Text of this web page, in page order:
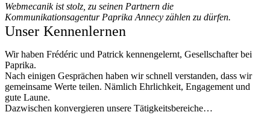
Webmecanik ist stolz, zu seinen Partnern die
Kommunikationsagentur Paprika Annecy zählen zu dürfen.
Unser Kennenlernen
Wir haben Frédéric und Patrick kennengelernt, Gesellschafter bei
Paprika.
Nach einigen Gesprächen haben wir schnell verstanden, dass wir
gemeinsame Werte teilen. Nämlich Ehrlichkeit, Engagement und
gute Laune.
Dazwischen konvergieren unsere Tätigkeitsbereiche…